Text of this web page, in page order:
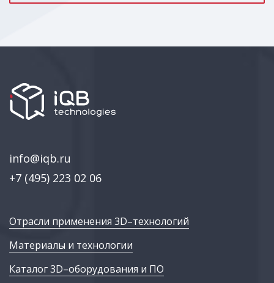
info@iqb.ru
+7 (495) 223 02 06
Отрасли применения 3D–технологий
Материалы и технологии
Каталог 3D–оборудования и ПО